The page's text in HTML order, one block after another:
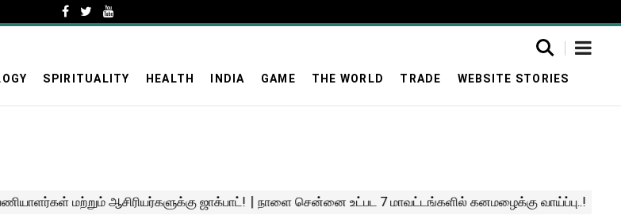
SPIRITUALITY HEALTH INDIA GAME THE WORLD TRADE WEBSITE STORIES